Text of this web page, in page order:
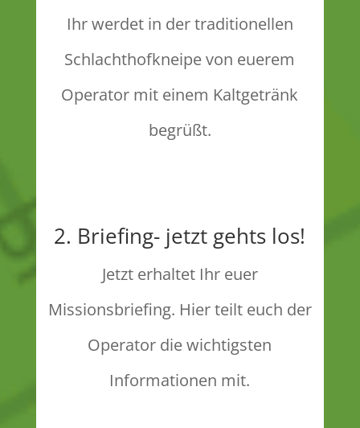
Ihr werdet in der traditionellen
Schlachthofkneipe von euerem
Operator mit einem Kaltgetränk
begrüßt.
2. Briefing- jetzt gehts los!
Jetzt erhaltet Ihr euer
Missionsbriefing. Hier teilt euch der
Operator die wichtigsten
Informationen mit.